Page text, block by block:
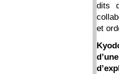
dits
et